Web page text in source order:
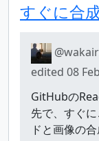
すぐに合
edited 08
GitHubの
先で、すぐ
ドと画像の